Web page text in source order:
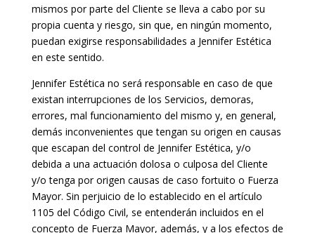
mismos por parte del Cliente se lleva a cabo por su
propia cuenta y riesgo, sin que, en ningún momento,
puedan exigirse responsabilidades a Jennifer Estética
en este sentido.
Jennifer Estética no será responsable en caso de que
existan interrupciones de los Servicios, demoras,
errores, mal funcionamiento del mismo y, en general,
demás inconvenientes que tengan su origen en causas
que escapan del control de Jennifer Estética, y/o
debida a una actuación dolosa o culposa del Cliente
y/o tenga por origen causas de caso fortuito o Fuerza
Mayor. Sin perjuicio de lo establecido en el artículo
1105 del Código Civil, se entenderán incluidos en el
concepto de Fuerza Mayor, además, y a los efectos de